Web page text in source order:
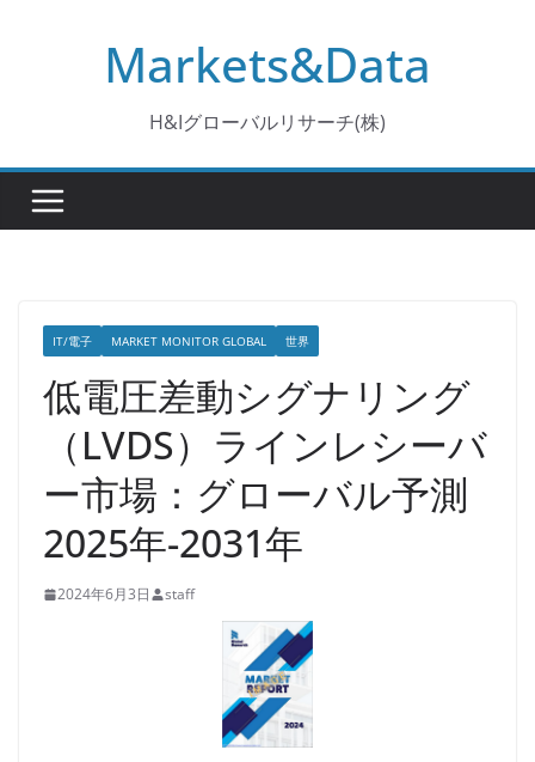
Markets&Data
H&Iグローバルリサーチ(株)
IT/電子 MARKET MONITOR GLOBAL 世界
低電圧差動シグナリング
（LVDS）ラインレシーバ
ー市場：グローバル予測
2025年-2031年
2024年6月3日 staff